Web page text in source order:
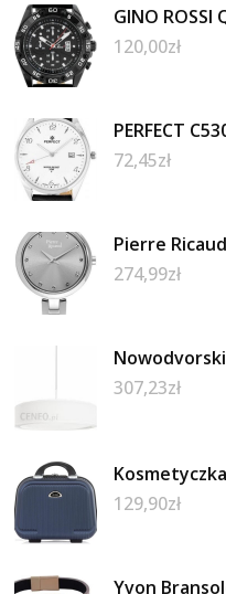
GINO ROSSI
120,00zł
PERFECT
72,45zł
Pierre
274,99zł
307,23zł
129,90zł
Yvon